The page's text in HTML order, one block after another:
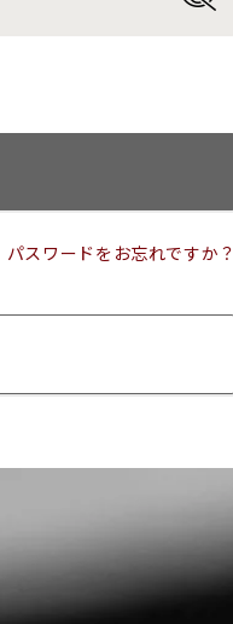
パスワードをお忘れですか？